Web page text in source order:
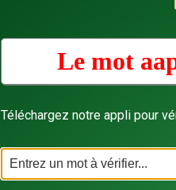
Le mot
Téléchargez notre appli pour